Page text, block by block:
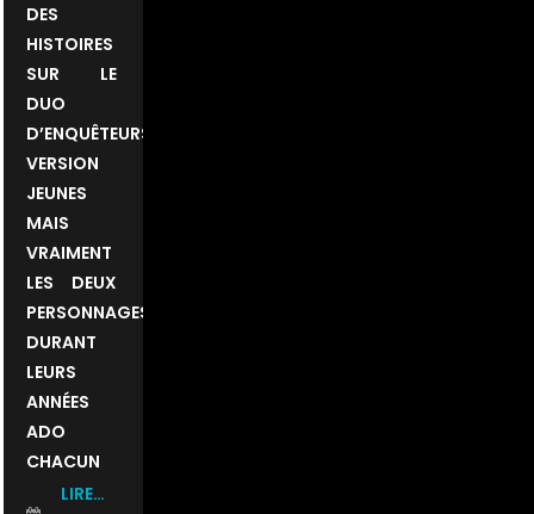
DES
HISTOIRES
SUR LE
DUO
D’ENQUÊTEURS
VERSION
JEUNES
MAIS
VRAIMENT
LES DEUX
PERSONNAGES
DURANT
LEURS
ANNÉES
ADO
CHACUN
LIRE…